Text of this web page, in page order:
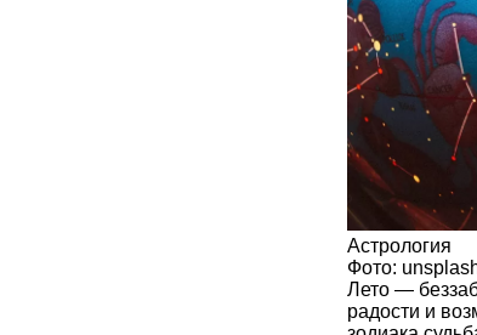
Астрология
Фото:
Лето —
радости и